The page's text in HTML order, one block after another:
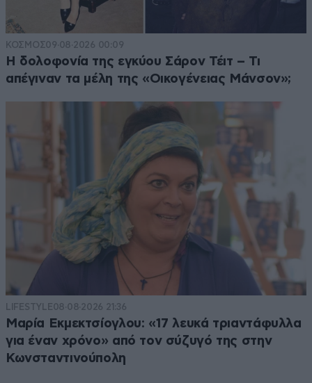
ΚΟΣΜΟΣ09·08·2026 00:09
Η δολοφονία της εγκύου Σάρον Τέιτ – Τι
απέγιναν τα μέλη της «Οικογένειας Μάνσον»;
LIFESTYLE08·08·2026 21:36
Μαρία Εκμεκτσίογλου: «17 λευκά τριαντάφυλλα
για έναν χρόνο» από τον σύζυγό της στην
Κωνσταντινούπολη